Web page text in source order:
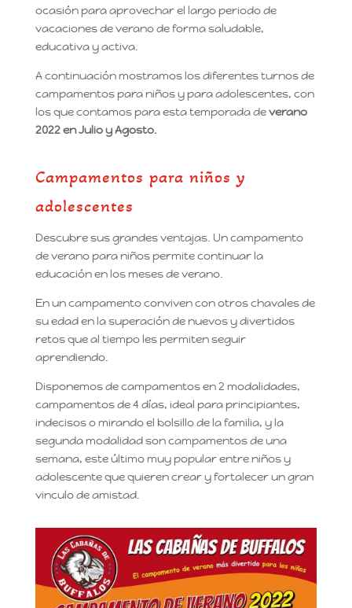
ocasión para aprovechar el largo periodo de
vacaciones de verano de forma saludable,
educativa y activa.
A continuación mostramos los diferentes turnos de
campamentos para niños y para adolescentes, con
los que contamos para esta temporada deverano
2022 en Julio y Agosto.
Campamentos para niños y
adolescentes
Descubre sus grandes ventajas. Un campamento
de verano para niños permite continuar la
educación en los meses de verano.
En un campamento conviven con otros chavales de
su edad en la superación de nuevos y divertidos
retos que al tiempo les permiten seguir
aprendiendo.
Disponemos de campamentos en 2 modalidades,
campamentos de 4 días, ideal para principiantes,
indecisos o mirando el bolsillo de la familia, y la
segunda modalidad son campamentos de una
semana, este último muy popular entre niños y
adolescente que quieren crear y fortalecer un gran
vinculo de amistad.